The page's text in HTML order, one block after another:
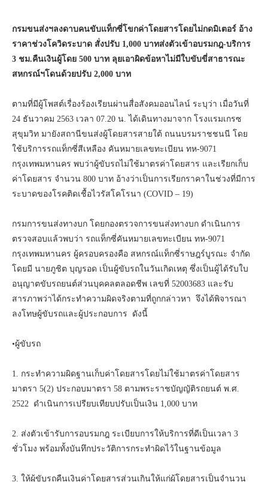
กรมขนส่งฯลงดาบคนขับแท็กซี่โขกค่าโดยสารโดยไม่กดมิเตอร์ อ้าง
ราคาช่วงโควิดระบาด สั่งปรับ 1,000 บาทส่งตัวเข้าอบรมกฎ-บริการ
3 ชม.คืนเงินผู้โดย 500 บาท ลุยเอาผิดข้อหาไม่มีใบขับขี่สาธารณะ
สหกรณ์ฯโดนด้วยปรับ 2,000 บาท
ตามที่มีผู้โพสต์เรื่องร้องเรียนผ่านสื่อสังคมออนไลน์ ระบุว่า เมื่อวันที่
24 ธันวาคม 2563 เวลา 07.20 น. ได้เดินทางมาจาก โรงแรมเกรซ
สุขุมวิท มายังสถานีขนส่งผู้โดยสารสายใต้ ถนนบรมราชชนนี โดย
ใช้บริการรถแท็กซี่สีเหลือง คันหมายเลขทะเบียน ทห-9071
กรุงเทพมหานคร พบว่าผู้ขับรถไม่ใช้มาตรค่าโดยสาร และเรียกเก็บ
ค่าโดยสาร จำนวน 800 บาท อ้างว่าเป็นการเรียกราคาในช่วงที่มีการ
ระบาดของโรคติดเชื้อไวรัสโคโรนา (COVID – 19)
กรมการขนส่งทางบก โดยกองตรวจการขนส่งทางบก ดำเนินการ
ตรวจสอบแล้วพบว่า รถแท็กซี่คันหมายเลขทะเบียน ทห-9071
กรุงเทพมหานคร ผู้ครอบครองคือ สหกรณ์แท็กซี่ราษฎร์บูรณะ จำกัด
โดยมี นายภูชิต บุญรอด เป็นผู้ขับรถในวันเกิดเหตุ ซึ่งเป็นผู้ได้รับใบ
อนุญาตขับรถยนต์ส่วนบุคคลตลอดชีพ เลขที่ 52003683 และรับ
สารภาพว่าได้กระทำความผิดจริงตามที่ถูกกล่าวหา จึงได้พิจารณา
ลงโทษผู้ขับรถและผู้ประกอบการ ดังนี้
•ผู้ขับรถ
1. กระทำความผิดฐานเก็บค่าโดยสารโดยไม่ใช้มาตรค่าโดยสาร
มาตรา 5(2) ประกอบมาตรา 58 ตามพระราชบัญญัติรถยนต์ พ.ศ.
2522 ดำเนินการเปรียบเทียบปรับเป็นเงิน 1,000 บาท
2. ส่งตัวเข้ารับการอบรมกฎ ระเบียบการให้บริการที่ดีเป็นเวลา 3
ชั่วโมง พร้อมทั้งบันทึกประวัติการกระทำผิดไว้ในฐานข้อมูล
3. ให้ผู้ขับรถคืนเงินค่าโดยสารส่วนเกินให้แก่ผู้โดยสารเป็นจำนวน